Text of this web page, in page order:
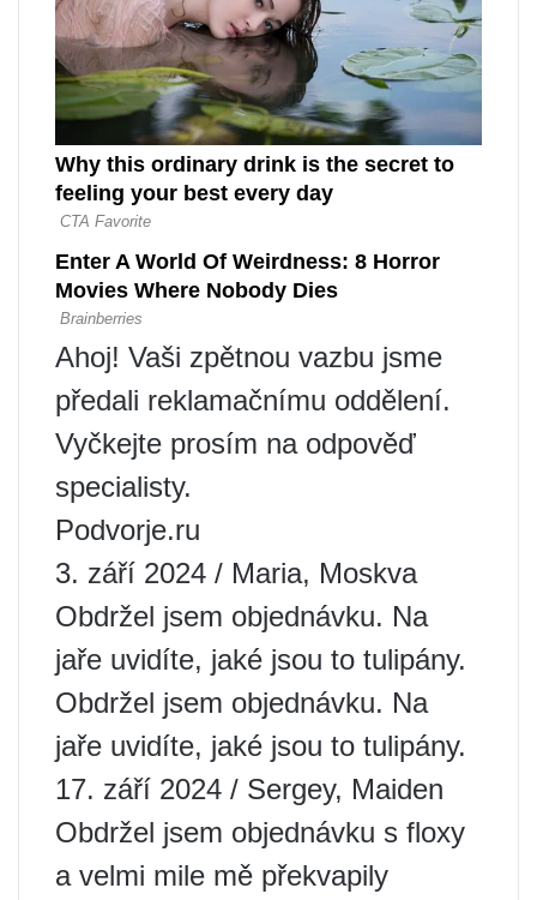
Ahoj! Vaši zpětnou vazbu jsme
předali reklamačnímu oddělení.
Vyčkejte prosím na odpověď
specialisty.
Podvorje.ru
3. září 2024 / Maria, Moskva
Obdržel jsem objednávku. Na
jaře uvidíte, jaké jsou to tulipány.
Obdržel jsem objednávku. Na
jaře uvidíte, jaké jsou to tulipány.
17. září 2024 / Sergey, Maiden
Obdržel jsem objednávku s floxy
a velmi mile mě překvapily